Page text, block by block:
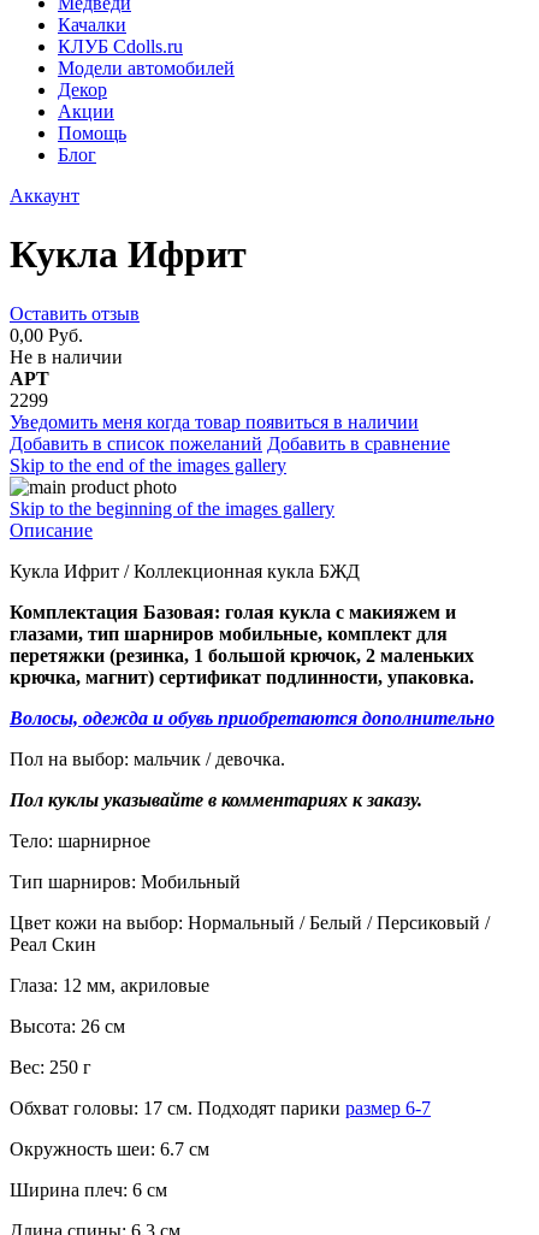
Качалки
КЛУБ Cdolls.ru
Модели автомобилей
Декор
Акции
Помощь
Блог
Аккаунт
Кукла Ифрит
Оставить отзыв
0,00 Руб.
Не в наличии
АРТ
2299
Уведомить меня когда товар появиться в наличии
Добавить в список пожеланий Добавить в сравнение
Skip to the end of the images gallery
Skip to the beginning of the images gallery
Описание
Кукла Ифрит / Коллекционная кукла БЖД
Комплектация Базовая: голая кукла с макияжем и
глазами, тип шарниров мобильные, комплект для
перетяжки (резинка, 1 большой крючок, 2 маленьких
крючка, магнит) сертификат подлинности, упаковка.
Волосы, одежда и обувь приобретаются дополнительно
Пол на выбор: мальчик / девочка.
Пол куклы указывайте в комментариях к заказу.
Тело: шарнирное
Тип шарниров: Мобильный
Цвет кожи на выбор: Нормальный / Белый / Персиковый /
Реал Скин
Глаза: 12 мм, акриловые
Высота: 26 см
Вес: 250 г
Обхват головы: 17 см. Подходят парики размер 6-7
Окружность шеи: 6.7 см
Ширина плеч: 6 см
Длина спины: 6,3 см